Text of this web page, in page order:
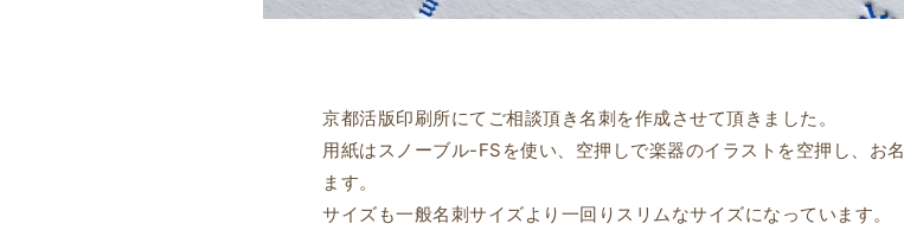
京都活版印刷所にてご相談頂き名刺を作成させて頂きました。
用紙はスノーブル-FSを使い、空押しで楽器のイラストを空押し、お
ます。
サイズも一般名刺サイズより一回りスリムなサイズになっています。